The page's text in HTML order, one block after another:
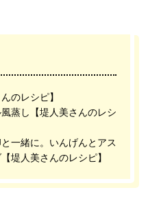
のレシピ】
蒸し【堤人美さんのレシ
一緒に。いんげんとアス
堤人美さんのレシピ】